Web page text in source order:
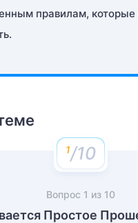
правилам, которые
/10
Вопрос 1 из 10
Простое